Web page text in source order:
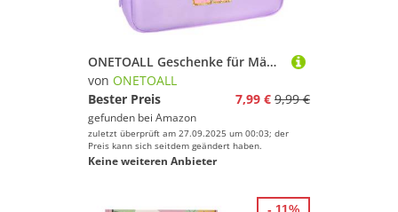
ONETOALL Geschenke für Mädchen 10 11 12 Jahre, Bauchtasche Kinder mit Buchstaben, Verstellbare Sling Bag Damen, Teenager Personalisierte Geschenkidee für Geburtstag Kindertag
von ONETOALL
Bester Preis
7,99 € 9,99 €
gefunden bei Amazon
zuletzt überprüft am 27.09.2025 um 00:03; der
Preis kann sich seitdem geändert haben.
Keine weiteren Anbieter